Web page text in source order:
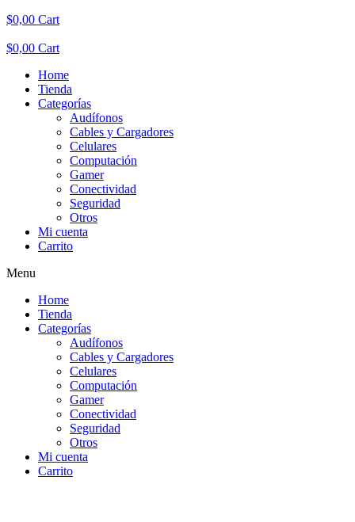
$0,00 Cart
$0,00 Cart
Home
Tienda
Categorías
Audífonos
Cables y Cargadores
Celulares
Computación
Gamer
Conectividad
Seguridad
Otros
Mi cuenta
Carrito
Menu
Home
Tienda
Categorías
Audífonos
Cables y Cargadores
Celulares
Computación
Gamer
Conectividad
Seguridad
Otros
Mi cuenta
Carrito